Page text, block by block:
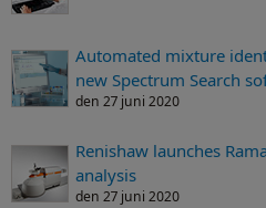
Automated mixture
new Spectrum Search
den 27 juni 2020
Renishaw launches
analysis
den 27 juni 2020